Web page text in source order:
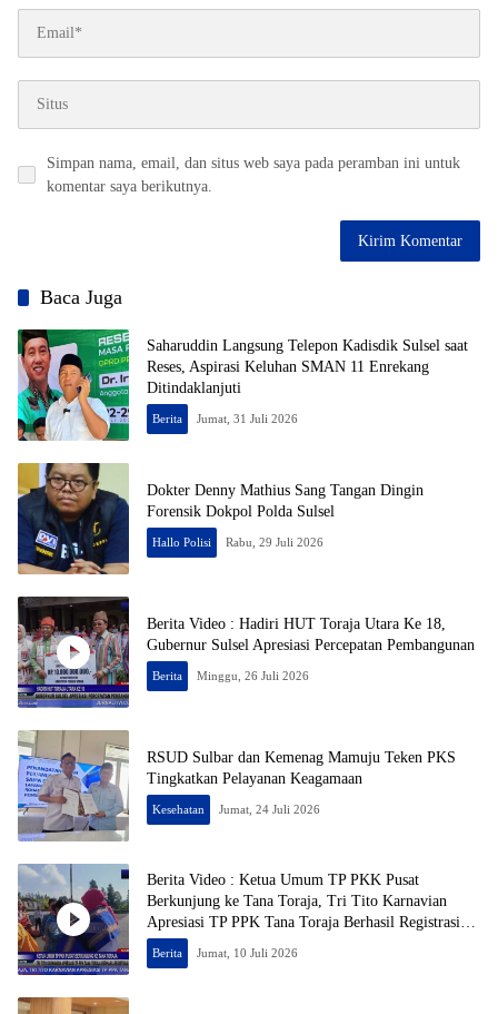
Simpan nama, email, dan situs web saya pada peramban ini untuk
komentar saya berikutnya.
Baca Juga
Saharuddin Langsung Telepon Kadisdik Sulsel saat
Reses, Aspirasi Keluhan SMAN 11 Enrekang
Ditindaklanjuti
Berita Jumat, 31 Juli 2026
Dokter Denny Mathius Sang Tangan Dingin
Forensik Dokpol Polda Sulsel
Hallo Polisi Rabu, 29 Juli 2026
Berita Video : Hadiri HUT Toraja Utara Ke 18,
Gubernur Sulsel Apresiasi Percepatan Pembangunan
Berita Minggu, 26 Juli 2026
RSUD Sulbar dan Kemenag Mamuju Teken PKS
Tingkatkan Pelayanan Keagamaan
Kesehatan Jumat, 24 Juli 2026
Berita Video : Ketua Umum TP PKK Pusat
Berkunjung ke Tana Toraja, Tri Tito Karnavian
Apresiasi TP PPK Tana Toraja Berhasil Registrasi
50% Posyandu
Berita Jumat, 10 Juli 2026